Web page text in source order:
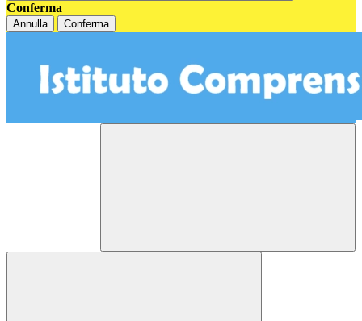
Conferma
Annulla Conferma